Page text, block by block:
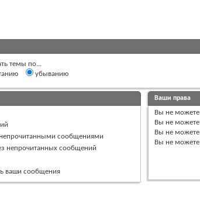
темы по...
убыванию
сообщениями
непрочитанных сообщений
ваши сообщения
Ваши права
Вы не можете
Вы не можете
Вы не можете
Вы не можете